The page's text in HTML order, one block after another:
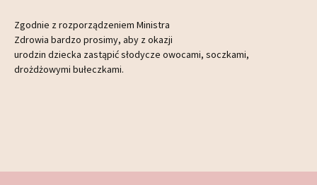
Zgodnie z rozporządzeniem Ministra
Zdrowia bardzo prosimy, aby z okazji
urodzin dziecka zastąpić słodycze owocami, soczkami,
drożdżowymi bułeczkami.